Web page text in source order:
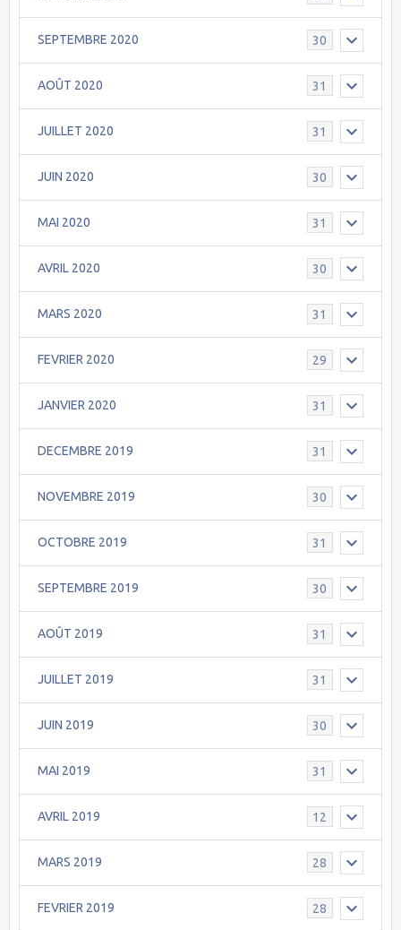
SEPTEMBRE 2020 30
AOÛT 2020 31
JUILLET 2020 31
JUIN 2020 30
MAI 2020 31
AVRIL 2020 30
MARS 2020 31
FEVRIER 2020 29
JANVIER 2020 31
DECEMBRE 2019 31
NOVEMBRE 2019 30
OCTOBRE 2019 31
SEPTEMBRE 2019 30
AOÛT 2019 31
JUILLET 2019 31
JUIN 2019 30
MAI 2019 31
AVRIL 2019 12
MARS 2019 28
FEVRIER 2019 28